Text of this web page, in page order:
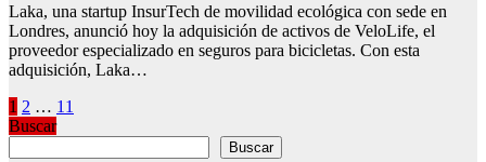
Laka, una startup InsurTech de movilidad ecológica con sede en
Londres, anunció hoy la adquisición de activos de VeloLife, el
proveedor especializado en seguros para bicicletas. Con esta
adquisición, Laka…
Posts
pagination
1 2 … 11
Buscar
Buscar